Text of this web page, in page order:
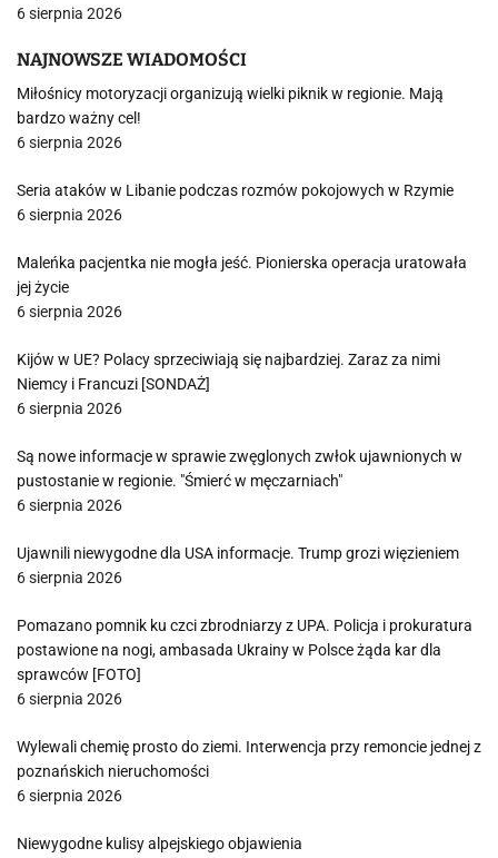
6 sierpnia 2026
NAJNOWSZE WIADOMOŚCI
Miłośnicy motoryzacji organizują wielki piknik w regionie. Mają
bardzo ważny cel!
6 sierpnia 2026
Seria ataków w Libanie podczas rozmów pokojowych w Rzymie
6 sierpnia 2026
Maleńka pacjentka nie mogła jeść. Pionierska operacja uratowała
jej życie
6 sierpnia 2026
Kijów w UE? Polacy sprzeciwiają się najbardziej. Zaraz za nimi
Niemcy i Francuzi [SONDAŻ]
6 sierpnia 2026
Są nowe informacje w sprawie zwęglonych zwłok ujawnionych w
pustostanie w regionie. "Śmierć w męczarniach"
6 sierpnia 2026
Ujawnili niewygodne dla USA informacje. Trump grozi więzieniem
6 sierpnia 2026
Pomazano pomnik ku czci zbrodniarzy z UPA. Policja i prokuratura
postawione na nogi, ambasada Ukrainy w Polsce żąda kar dla
sprawców [FOTO]
6 sierpnia 2026
Wylewali chemię prosto do ziemi. Interwencja przy remoncie jednej z
poznańskich nieruchomości
6 sierpnia 2026
Niewygodne kulisy alpejskiego objawienia